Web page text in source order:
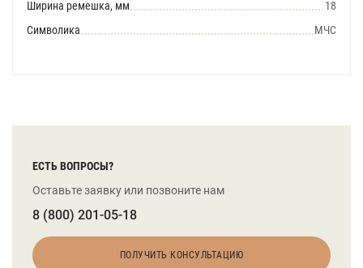
Ширина ремешка, мм
18
Символика
МЧС
ЕСТЬ ВОПРОСЫ?
Оставьте заявку или позвоните нам
8 (800) 201-05-18
ПОЛУЧИТЬ КОНСУЛЬТАЦИЮ